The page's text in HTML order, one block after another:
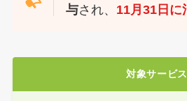
与され、 11月31日に
対象サービス